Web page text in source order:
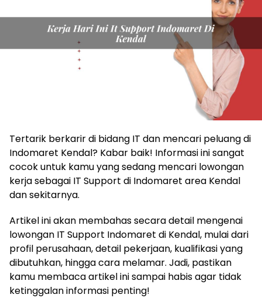
Tertarik berkarir di bidang IT dan mencari peluang di
Indomaret Kendal? Kabar baik! Informasi ini sangat
cocok untuk kamu yang sedang mencari lowongan
kerja sebagai IT Support di Indomaret area Kendal
dan sekitarnya.
Artikel ini akan membahas secara detail mengenai
lowongan IT Support Indomaret di Kendal, mulai dari
profil perusahaan, detail pekerjaan, kualifikasi yang
dibutuhkan, hingga cara melamar. Jadi, pastikan
kamu membaca artikel ini sampai habis agar tidak
ketinggalan informasi penting!